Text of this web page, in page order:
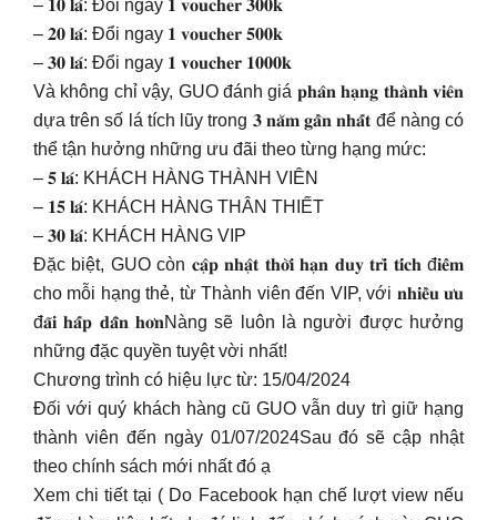
– 𝟏𝟎 𝐥𝐚́: Đổi ngay 𝟏 𝐯𝐨𝐮𝐜𝐡𝐞𝐫 𝟑𝟎𝟎𝐤
– 𝟐𝟎 𝐥𝐚́: Đổi ngay 𝟏 𝐯𝐨𝐮𝐜𝐡𝐞𝐫 𝟓𝟎𝟎𝐤
– 𝟑𝟎 𝐥𝐚́: Đổi ngay 𝟏 𝐯𝐨𝐮𝐜𝐡𝐞𝐫 𝟏𝟎𝟎𝟎𝐤
Và không chỉ vậy, GUO đánh giá 𝐩𝐡𝐚̂𝐧 𝐡𝐚̣𝐧𝐠 𝐭𝐡𝐚̀𝐧𝐡 𝐯𝐢𝐞̂𝐧
dựa trên số lá tích lũy trong 𝟑 𝐧𝐚̆𝐦 𝐠𝐚̂̀𝐧 𝐧𝐡𝐚̂́𝐭 để nàng có
thể tận hưởng những ưu đãi theo từng hạng mức:
– 𝟓 𝐥𝐚́: KHÁCH HÀNG THÀNH VIÊN
– 𝟏𝟓 𝐥𝐚́: KHÁCH HÀNG THÂN THIẾT
– 𝟑𝟎 𝐥𝐚́: KHÁCH HÀNG VIP
Đặc biệt, GUO còn 𝐜𝐚̣̂𝐩 𝐧𝐡𝐚̣̂𝐭 𝐭𝐡𝐨̛̀𝐢 𝐡𝐚̣𝐧 𝐝𝐮𝐲 𝐭𝐫𝐢̀ 𝐭𝐢́𝐜𝐡 đ𝐢𝐞̂̉𝐦
cho mỗi hạng thẻ, từ Thành viên đến VIP, với 𝐧𝐡𝐢𝐞̂̀𝐮 𝐮̛𝐮
đ𝐚̃𝐢 𝐡𝐚̂́𝐩 𝐝𝐚̂̃𝐧 𝐡𝐨̛𝐧Nàng sẽ luôn là người được hưởng
những đặc quyền tuyệt vời nhất!
Chương trình có hiệu lực từ: 15/04/2024
Đối với quý khách hàng cũ GUO vẫn duy trì giữ hạng
thành viên đến ngày 01/07/2024Sau đó sẽ cập nhật
theo chính sách mới nhất đó ạ
Xem chi tiết tại ( Do Facebook hạn chế lượt view nếu